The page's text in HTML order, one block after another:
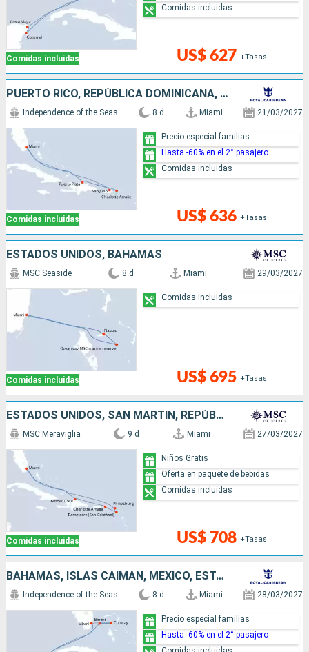
Comidas incluidas US$ 627 +Tasas
Comidas incluidas
PUERTO RICO, REPÚBLICA DOMINICANA, ESTADOS UNIDOS
Comidas incluidas
Independence of the Seas 8 d Miami 21/03/2027
US$ 636 +Tasas
Precio especial familias
Hasta -60% en el 2° pasajero
Comidas incluidas
ESTADOS UNIDOS, BAHAMAS
Comidas incluidas
MSC Seaside 8 d Miami 29/03/2027
US$ 695 +Tasas
Comidas incluidas
ESTADOS UNIDOS, SAN MARTÍN, REPÚBLICA DOMINICANA
Comidas incluidas
MSC Meraviglia 9 d Miami 27/03/2027
US$ 708 +Tasas
Niños Gratis
Oferta en paquete de bebidas
Comidas incluidas
BAHAMAS, ISLAS CAIMÁN, MÉXICO, ESTADOS UNIDOS
Independence of the Seas 8 d Miami 28/03/2027
Precio especial familias
Hasta -60% en el 2° pasajero